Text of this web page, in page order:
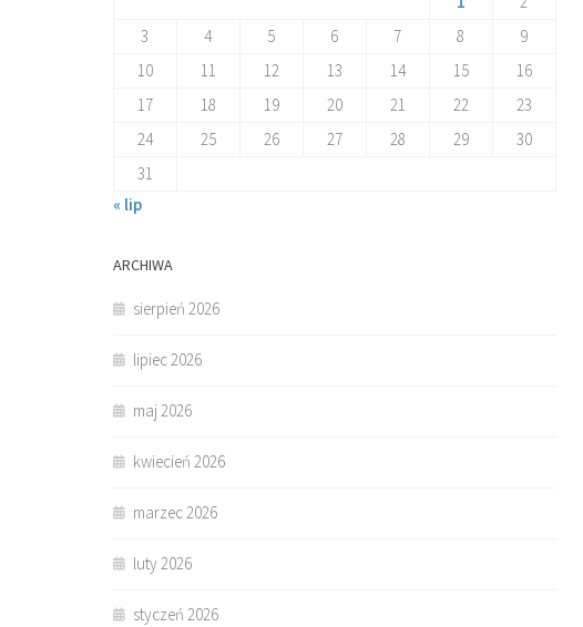
3
4 5 6 7 8
9
10
11 12 13 14 15
16
17
18 19 20 21 22
23
24
25 26 27 28 29
30
31
« lip
ARCHIWA
sierpień 2026
lipiec 2026
maj 2026
kwiecień 2026
marzec 2026
luty 2026
styczeń 2026